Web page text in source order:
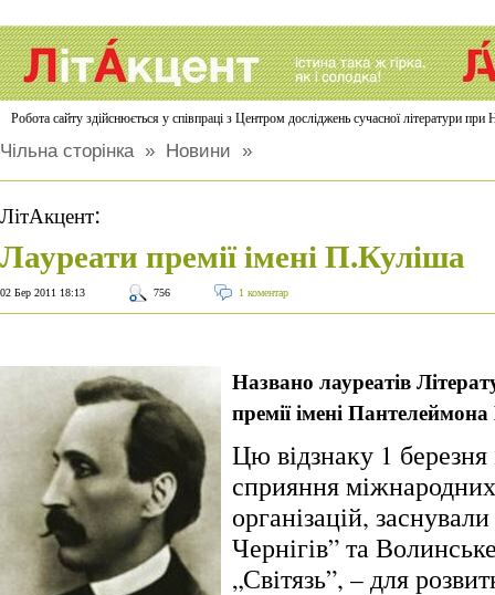
Робота сайту здійснюється у співпраці з Центром досліджень сучасної літератури
Чільна сторінка» Новини »
ЛітАкцент:
Лауреати премії імені П.Куліша
02 Бер 2011 18:13 756 1 коментар
Названо лауреатів
премії імені
Цю відзнаку 1
сприяння
організацій,
Чернігів” та
„Світязь”, – для